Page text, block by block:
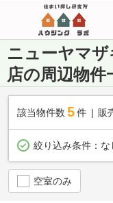
ニューヤマ
店の周辺物件
該当物件数 5件 販
絞り込み条件： な
空室のみ